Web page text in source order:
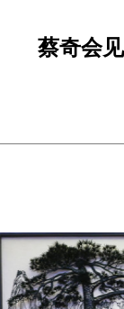
蔡奇会